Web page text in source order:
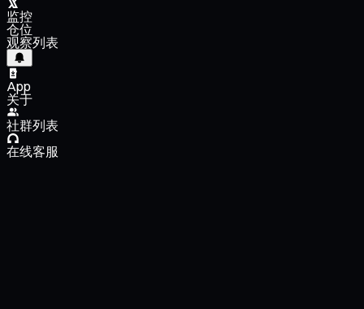
监控
仓位
观察列表
App
关于
社群列表
在线客服